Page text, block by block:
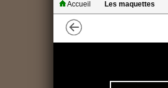
Accueil Les maquettes